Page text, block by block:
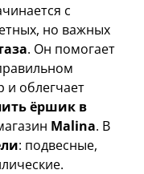
с
но важных
. Он помогает
облегчает
ёршик в
Malina. В
: подвесные,